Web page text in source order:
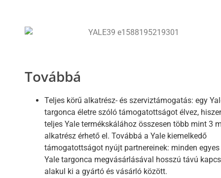
Továbbá
Teljes körű alkatrész- és szerviztámogatás: egy
targonca életre szóló támogatottságot élvez,
teljes Yale termékskálához összesen több mint 3
alkatrész érhető el. Továbbá a Yale kiemelkedő
támogatottságot nyújt partnereinek: minden egyes
Yale targonca megvásárlásával hosszú távú
alakul ki a gyártó és vásárló között.